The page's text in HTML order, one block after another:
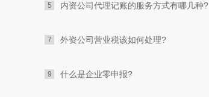
5 内资公司代理记账的服务方式有哪几种?
7 外资公司营业税该如何处理?
9 什么是企业零申报?